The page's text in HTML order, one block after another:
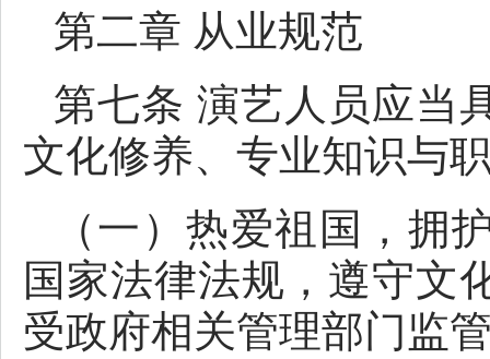
第二章 从业规范
第七条 演艺人员应当
文化修养、专业知识与
（一）热爱祖国，拥
国家法律法规，遵守文
受政府相关管理部门监